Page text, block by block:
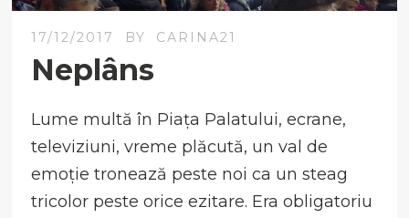
17/12/2017 BY CARINA21
Neplâns
Lume multă în Piața Palatului, ecrane,
televiziuni, vreme plăcută, un val de
emoție tronează peste noi ca un steag
tricolor peste orice ezitare. Era obligatoriu